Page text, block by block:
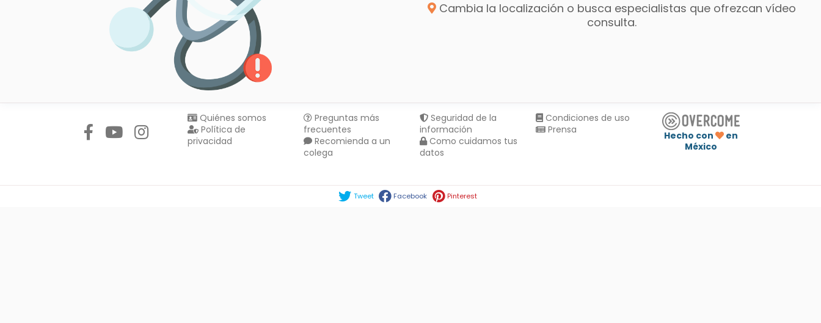
Cambia la localización o busca especialistas que ofrezcan vídeo
consulta.
Quiénes somos
Política de
privacidad
Preguntas más
frecuentes
Recomienda a un
colega
Seguridad de la
información
Como cuidamos tus
datos
Condiciones de uso
Prensa
Hecho con
en
México
Tweet Facebook Pinterest